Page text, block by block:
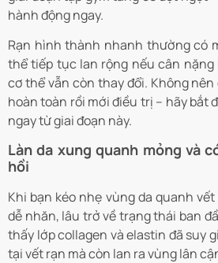
hành động ngay.
Rạn hình thành nhanh thường có
thể tiếp tục lan rộng nếu cân
cơ thể vẫn còn thay đổi. Không
hoàn toàn rồi mới điều trị – hãy bắt
ngay từ giai đoạn này.
Làn da xung quanh mỏng và
hồi
Khi bạn kéo nhẹ vùng da quanh
dễ nhăn, lâu trở về trạng thái ban
thấy lớp collagen và elastin đã suy
tại vết rạn mà còn lan ra vùng lân